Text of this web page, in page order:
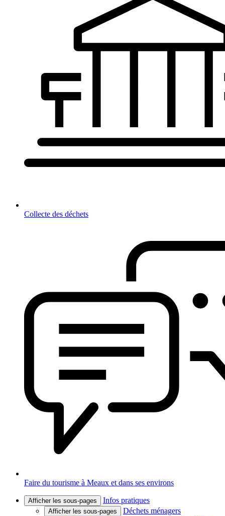
Collecte des déchets
Faire du tourisme à Meaux et dans ses environs
Afficher les sous-pages Infos pratiques
Afficher les sous-pages
Déchets ménagers